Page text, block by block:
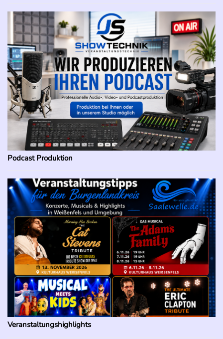
Podcast Produktion
Veranstaltungshighlights